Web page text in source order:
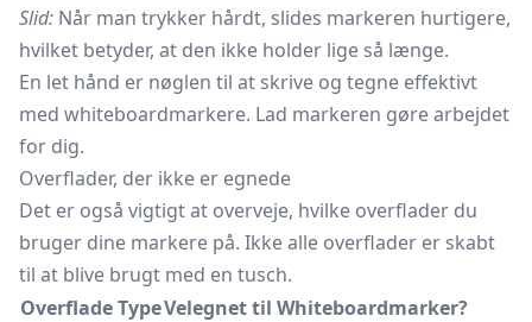
Slid: Når man trykker hårdt, slides markeren hurtigere,
hvilket betyder, at den ikke holder lige så længe.
En let hånd er nøglen til at skrive og tegne effektivt
med whiteboardmarkere. Lad markeren gøre arbejdet
for dig.
Overflader, der ikke er egnede
Det er også vigtigt at overveje, hvilke overflader du
bruger dine markere på. Ikke alle overflader er skabt
til at blive brugt med en tusch.
Overflade TypeVelegnet til Whiteboardmarker?